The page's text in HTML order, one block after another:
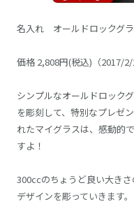
名入れ オールドロックグ
価格 2,808円(税込)（2017/2/
シンプルなオールドロック
を彫刻して、特別なプレゼ
れたマイグラスは、感動的
すよ！
300ccのちょうど良い大き
デザインを彫っていきます